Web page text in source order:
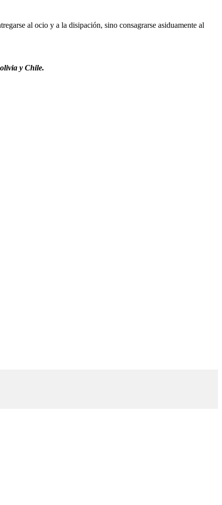
al ocio y a la disipación, sino consagrarse asiduamente al
y Chile.